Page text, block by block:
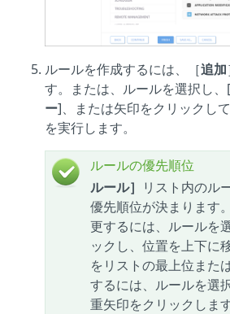
ルールを作成するには、［追加
す。または、ルールを選択し、[
ー]、または矢印をクリックし
を実行します。
ルールの優先順位
ルール］ リスト内のル
優先順位が決まります
更するには、ルールを
ックし、位置を上下に
をリストの最上位また
するには、ルールを選
重矢印をクリックします